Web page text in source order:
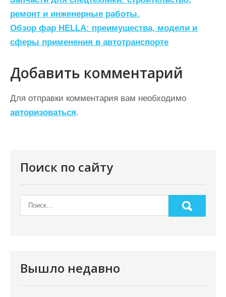
а
в
и
г
а
ц
и
м
ремонт и инженерные работы.
Обзор фар HELLA: преимущества, модели и
сферы применения в автотранспорте
Добавить комментарий
Для отправки комментария вам необходимо
авторизоваться.
Поиск по сайту
Вышло недавно